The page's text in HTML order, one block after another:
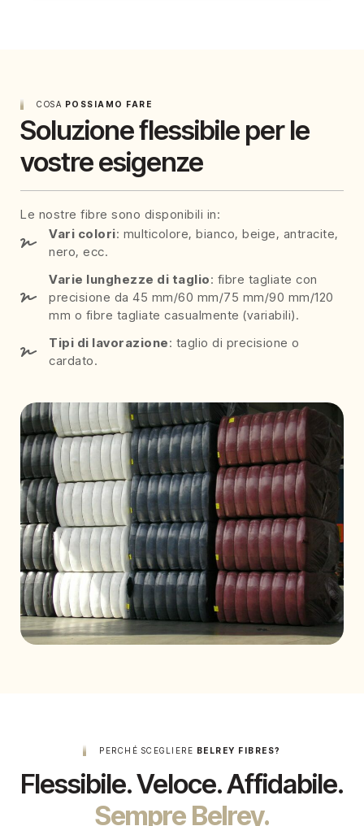
COSA POSSIAMO FARE
Soluzione flessibile per le
vostre esigenze
Le nostre fibre sono disponibili in:
Vari colori: multicolore, bianco, beige, antracite,
nero, ecc.
Varie lunghezze di taglio: fibre tagliate con
precisione da 45 mm/60 mm/75 mm/90 mm/120
mm o fibre tagliate casualmente (variabili).
Tipi di lavorazione: taglio di precisione o
cardato.
PERCHÉ SCEGLIERE BELREY FIBRES?
Flessibile. Veloce. Affidabile.
Sempre Belrey.